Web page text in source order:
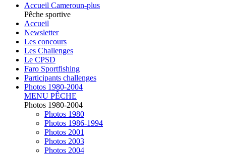
Accueil Cameroun-plus
Pêche sportive
Accueil
Newsletter
Les concours
Les Challenges
Le CPSD
Faro Sportfishing
Participants challenges
Photos 1980-2004
MENU PÊCHE
Photos 1980-2004
Photos 1980
Photos 1986-1994
Photos 2001
Photos 2003
Photos 2004